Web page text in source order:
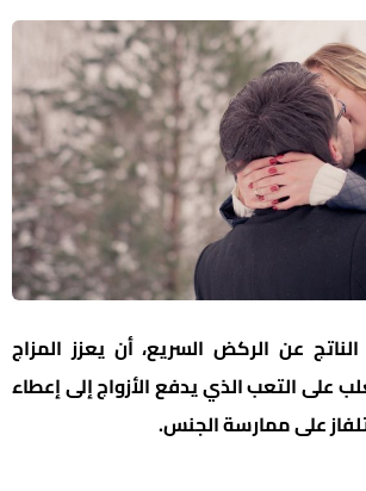
عن الركض السريع، أن يعزز المزاج
على التعب الذي يدفع الأزواج إلى إعطاء
على ممارسة الجنس.